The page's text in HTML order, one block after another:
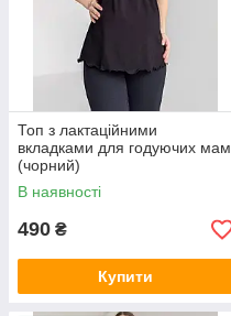
Топ з лактаційними
вкладками для годуючих мам
(чорний)
В наявності
490 ₴
Купити